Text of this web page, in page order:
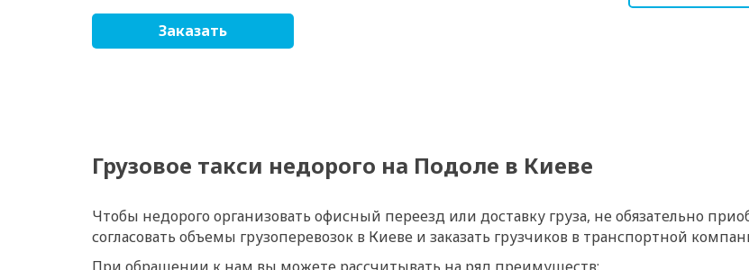
Заказать
Грузовое такси недорого на Подоле в Киеве
Чтобы недорого организовать офисный переезд или доставку груза, не обязательно
согласовать объемы грузоперевозок в Киеве и заказать грузчиков в транспортной